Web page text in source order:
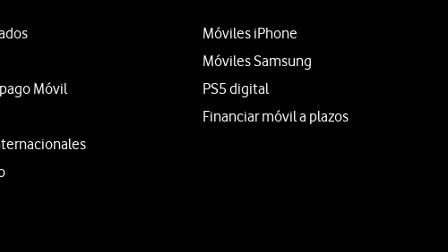
Móvil
Móviles iPhone
Móviles Samsung
PS5 digital
Financiar móvil a plazos